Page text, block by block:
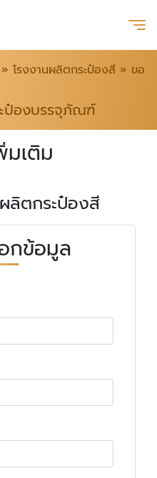
» โรงงานผลิตกระป๋องสี » ขอ
ป๋องบรรจุภัณฑ์
มเติม
ลิตกระป๋องสี
กข้อมูล